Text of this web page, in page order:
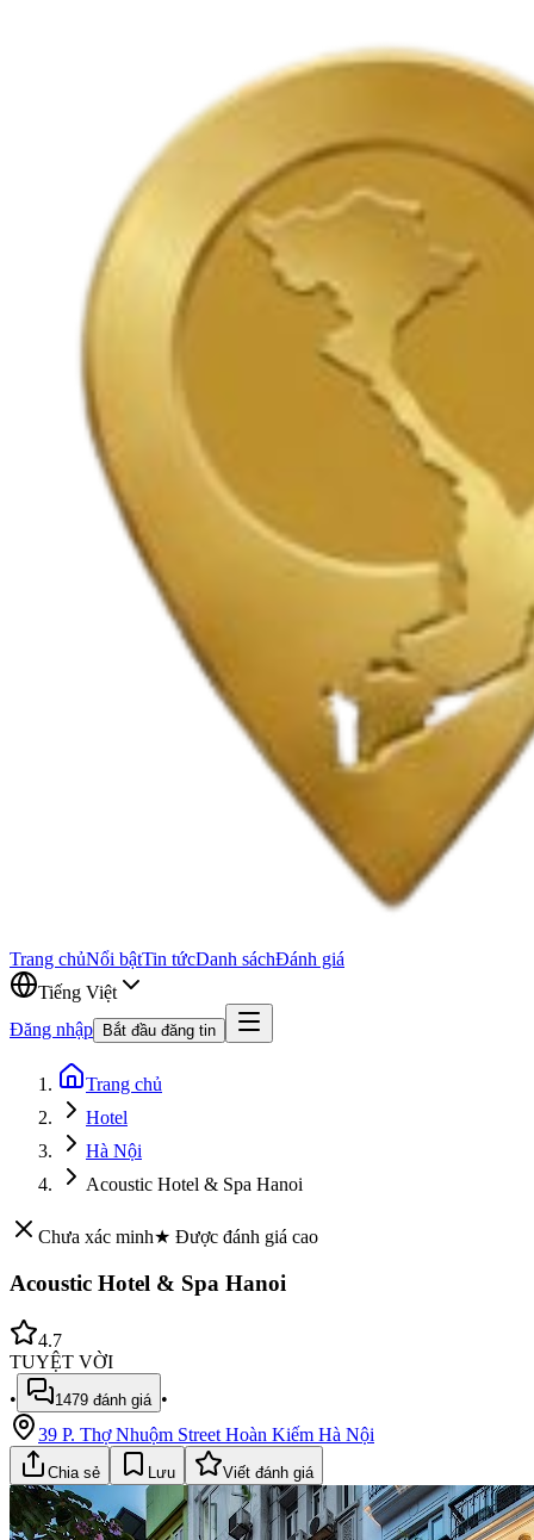
Trang chủNổi bậtTin tứcDanh sáchĐánh giá
Tiếng Việt
Đăng nhập
Bắt đầu đăng tin
Trang chủ
Hotel
Hà Nội
Acoustic Hotel & Spa Hanoi
Chưa xác minh★ Được đánh giá cao
Acoustic Hotel & Spa Hanoi
4.7
TUYỆT VỜI
•
1479 đánh giá •
39 P. Thợ Nhuộm Street Hoàn Kiếm Hà Nội
Chia sẻ Lưu Viết đánh giá